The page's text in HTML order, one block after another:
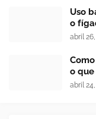
Uso
o
abril
o
abril